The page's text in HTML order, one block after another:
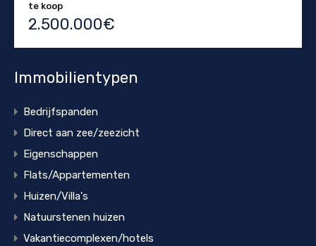
te koop
2.500.000€
Immobilientypen
Bedrijfspanden
Direct aan zee/zeezicht
Eigenschappen
Flats/Appartementen
Huizen/Villa's
Natuurstenen huizen
Vakantiecomplexen/hotels